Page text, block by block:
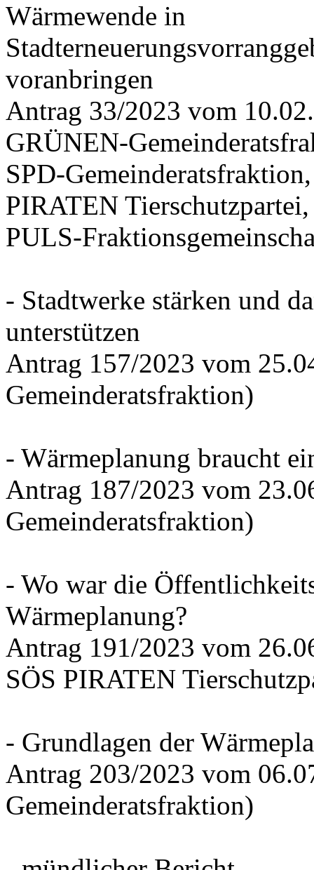
Wärmewende in
voranbringen
Antrag 33/2023 vom
GRÜNEN-
SPD-
PIRATEN Tierschutzpartei,
PULS-
- Stadtwerke stärken und
unterstützen
Antrag 157/2023 vom
Gemeinderatsfraktion)
- Wärmeplanung braucht
Antrag 187/2023 vom
Gemeinderatsfraktion)
- Wo war die
Wärmeplanung?
Antrag 191/2023 vom
SÖS PIRATEN
- Grundlagen der
Antrag 203/2023 vom
Gemeinderatsfraktion)